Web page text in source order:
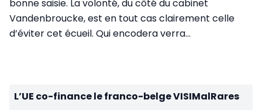
bonne saisie. La volonté, du côté du cabinet
Vandenbroucke, est en tout cas clairement celle
d’éviter cet écueil. Qui encodera verra…
L’UE co-finance le franco-belge VISIMalRares